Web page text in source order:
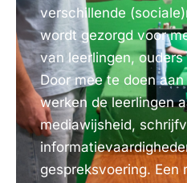
verschillende
wordt gezorgd voor
van leerlingen,
Door mee te doen
werken de leerlingen
mediawijsheid,
gespreksvoering. Een